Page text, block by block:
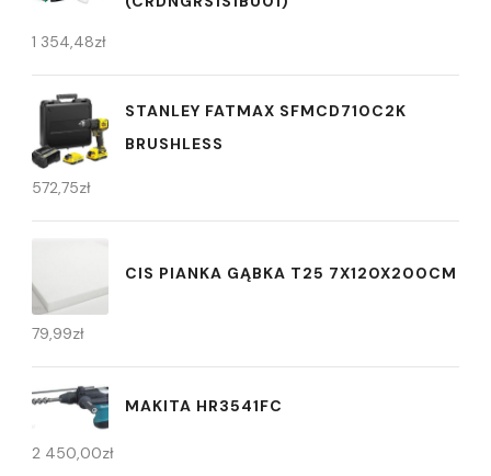
1 354,48zł
STANLEY FATMAX SFMCD710C2K
BRUSHLESS
572,75zł
CIS PIANKA GĄBKA T25 7X120X200CM
79,99zł
MAKITA HR3541FC
2 450,00zł